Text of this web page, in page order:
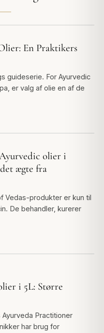
En Praktikers
guideserie. For Ayurvedic
er valg af olie en af de
olier i
ægte fra
Vedas-produkter er kun til
De behandler, kurerer
i 5L: Større
Practitioner
har brug for